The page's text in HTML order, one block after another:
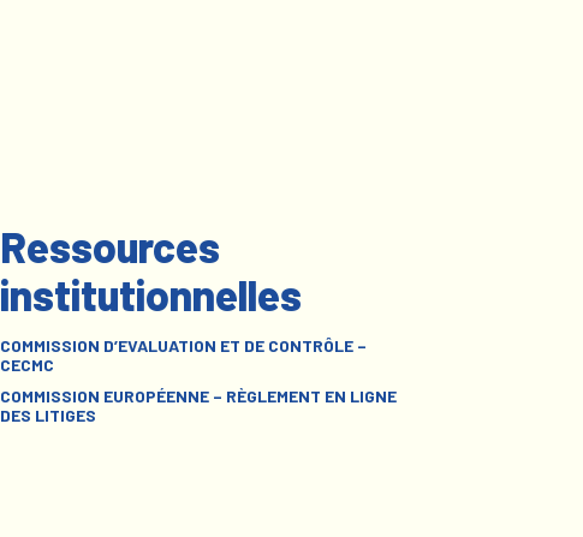
Ressources
institutionnelles
COMMISSION D’EVALUATION ET DE CONTRÔLE –
CECMC
COMMISSION EUROPÉENNE – RÈGLEMENT EN LIGNE
DES LITIGES